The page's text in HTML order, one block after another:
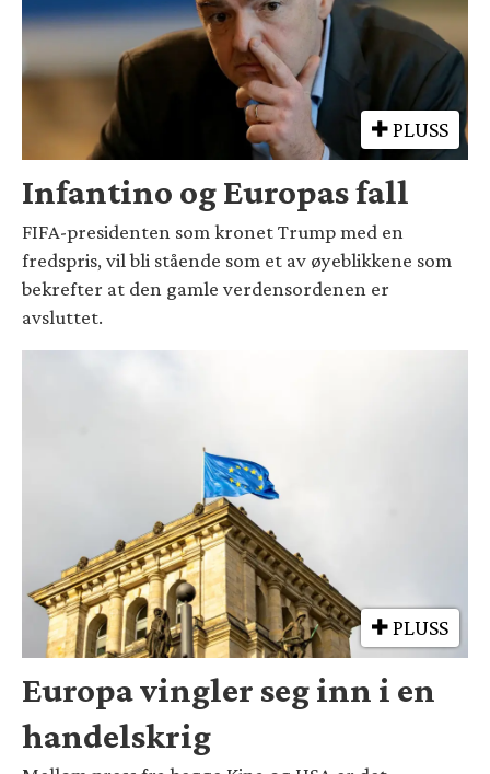
PLUSS
Infantino og Europas fall
FIFA-presidenten som kronet Trump med en
fredspris, vil bli stående som et av øyeblikkene som
bekrefter at den gamle verdensordenen er
avsluttet.
PLUSS
Europa vingler seg inn i en
handelskrig